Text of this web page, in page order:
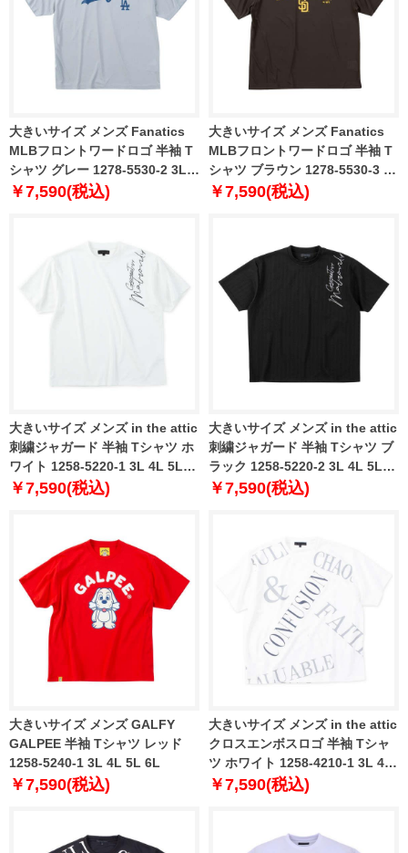
大きいサイズ メンズ Fanatics
MLBフロントワードロゴ 半袖 T
シャツ グレー 1278-5530-2 3L
4L 5L 6L
￥7,590(税込)
大きいサイズ メンズ Fanatics
MLBフロントワードロゴ 半袖 T
シャツ ブラウン 1278-5530-3 3L
4L 5L 6L
￥7,590(税込)
大きいサイズ メンズ in the attic
刺繍ジャガード 半袖 Tシャツ ホ
ワイト 1258-5220-1 3L 4L 5L
6L
￥7,590(税込)
大きいサイズ メンズ in the attic
刺繍ジャガード 半袖 Tシャツ ブ
ラック 1258-5220-2 3L 4L 5L
6L
￥7,590(税込)
大きいサイズ メンズ GALFY
GALPEE 半袖 Tシャツ レッド
1258-5240-1 3L 4L 5L 6L
￥7,590(税込)
大きいサイズ メンズ in the attic
クロスエンボスロゴ 半袖 Tシャ
ツ ホワイト 1258-4210-1 3L 4L
5L 6L
￥7,590(税込)